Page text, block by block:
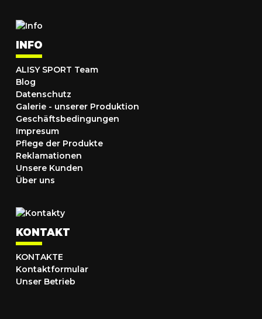
INFO
ALISY SPORT Team
Blog
Datenschutz
Galerie - unserer Produktion
Geschäftsbedingungen
Impresum
Pflege der Produkte
Reklamationen
Unsere Kunden
Über uns
KONTAKT
KONTAKTE
Kontaktformular
Unser Betrieb